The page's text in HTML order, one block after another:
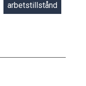
arbetstillstånd